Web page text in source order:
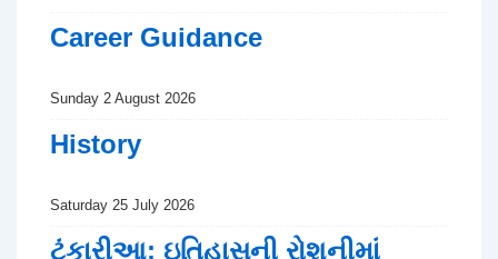
Career Guidance
Sunday 2 August 2026
History
Saturday 25 July 2026
ટંકારીઆ: ઇતિહાસની રોશનીમાં